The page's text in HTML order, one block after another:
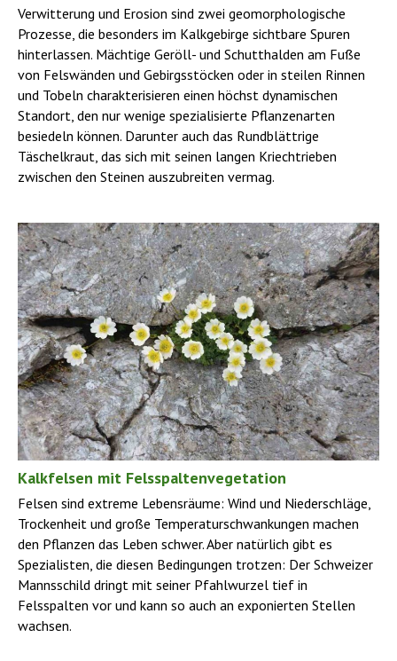
Verwitterung und Erosion sind zwei geomorphologische
Prozesse, die besonders im Kalkgebirge sichtbare Spuren
hinterlassen. Mächtige Geröll- und Schutthalden am Fuße
von Felswänden und Gebirgsstöcken oder in steilen Rinnen
und Tobeln charakterisieren einen höchst dynamischen
Standort, den nur wenige spezialisierte Pflanzenarten
besiedeln können. Darunter auch das Rundblättrige
Täschelkraut, das sich mit seinen langen Kriechtrieben
zwischen den Steinen auszubreiten vermag.
Kalkfelsen mit Felsspaltenvegetation
Felsen sind extreme Lebensräume: Wind und Niederschläge,
Trockenheit und große Temperaturschwankungen machen
den Pflanzen das Leben schwer. Aber natürlich gibt es
Spezialisten, die diesen Bedingungen trotzen: Der Schweizer
Mannsschild dringt mit seiner Pfahlwurzel tief in
Felsspalten vor und kann so auch an exponierten Stellen
wachsen.